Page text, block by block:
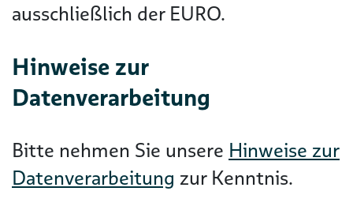
ausschließlich der EURO.
Hinweise zur
Datenverarbeitung
Bitte nehmen Sie unsere Hinweise zur
Datenverarbeitung zur Kenntnis.